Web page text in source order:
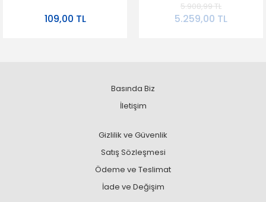
Kurumayı Önler
109,00 TL
5.908,99 TL
5.259,00 TL
Basında Biz
İletişim
Gizlilik ve Güvenlik
Satış Sözleşmesi
Ödeme ve Teslimat
İade ve Değişim